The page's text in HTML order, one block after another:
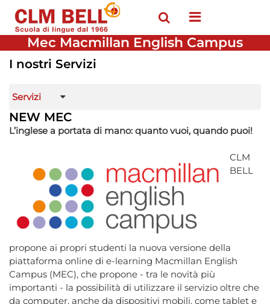
Open menu
Mec Macmillan English Campus
I nostri Servizi
Servizi
NEW MEC
L’inglese a portata di mano: quanto vuoi, quando puoi!
CLM
BELL
propone ai propri studenti la nuova versione della
piattaforma online di e-learning Macmillan English
Campus (MEC), che propone - tra le novità più
importanti - la possibilità di utilizzare il servizio oltre che
da computer, anche da dispositivi mobili, come tablet e